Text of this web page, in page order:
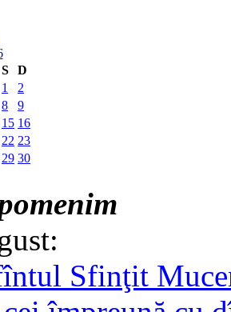
S
D
1
2
8
9
15 16
22 23
29 30
Sfinţit